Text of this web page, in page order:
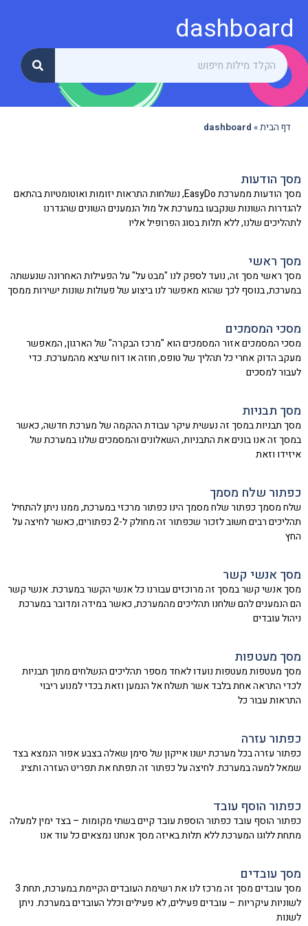
dashboard
דף הבית»
dashboard
מסך הודעות
מסך הודעות ממערכת EasyDo, נשלחות התראות יזומות ואוטומטיות בהתאם
להגדרות השונות שנקבעו במערכת אל מול הנמענים השונים שהגדרנו
לתהליכים שלנו, ללא תלות בסוג הפרופיל אליו
מסך ראשי
מסך ראשי מסך זה, נועד לספק לנו "מבט על" על הפעילות האחרונה שנעשתה
במערכת, בנוסף לכך שהוא מאפשר לנו ביצוע של פעולות שונות ישירות ממסך
מסכי המסמכים
מסכי המסמכים אזור המסמכים הוא "מרכז הבקרה" של הארגון, המאפשר
מעקב הדוק אחרי כל תהליך של טופס, חוזה או דוח שיצא מהמערכת. כדי
לעבור למסכים
מסך תבניות
מסך תבניות במסך זה נעשית עיקר עבודת ההקמה של מערכת חדשה, כאשר
במסך זה אנו בונים את התבניות, השאלונים והמסמכים שלנו במערכת של
איזידו וזאת
כפתור שלח מסמך
שלח מסמך כפתור שלח מסמך הינו כפתור מרכזי במערכת, ממנו ניתן להתחיל
תהליכים רבים חשוב לזכור שכפתור זה מחולק ל-2 כפתורים, כאשר לחיצה על
החץ
מסך אנשי קשר
מסך אנשי קשר במסך זה מרוכזים עבורנו כל אנשי הקשר במערכת. אנשי קשר
הם הנמענים להם שלחנו תהליכים מהמערכת, כאשר במידה ומדובר במערכת
ניהול עובדים
מסך מעטפות
מסך מעטפות מעטפות נועדו לאחד מספר תהליכים הנשלחים מתוך תבניות
לכדי התראה אחת בלבד אשר תשלח אל הנמען וזאת בכדי למנוע ריבוי
התראות עבור כל
כפתור עזרה
כפתור עזרה בכל מערכת ישנו אייקון של סימן שאלה בצבע אפור הנמצא בצד
שמאל למעה במערכת. לחיצה על כפתור זה תפתח את תפריט העזרה ותציג
כפתור הוסף עובד
כפתור הוסף עובד כפתור הוספת עובד קיים בשתי מקומות – בצד ימין למעלה
מתחת ללוגו המערכת ללא תלות באיזה מסך אנחנו נמצאים כל עוד אנו
מסך עובדים
מסך עובדים מסך זה מרכז לנו את רשימת העובדים הקיימת במערכת, תחת 3
לשוניות עיקריות – עובדים פעילים, לא פעילים וכלל העובדים במערכת. ניתן
לשנות